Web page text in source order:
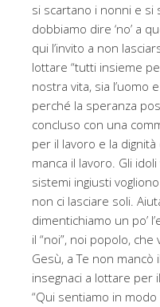
si scartano i nonni e si
dobbiamo dire ‘no’ a
qui l’invito a non
lottare “tutti insieme
nostra vita, sia l’uomo
perché la speranza
concluso con una
per il lavoro e la dignità
manca il lavoro. Gli
sistemi ingiusti
non ci lasciare soli.
dimentichiamo un po’
il “noi”, noi popolo,
Gesù, a Te non mancò
insegnaci a lottare per
“Qui sentiamo in